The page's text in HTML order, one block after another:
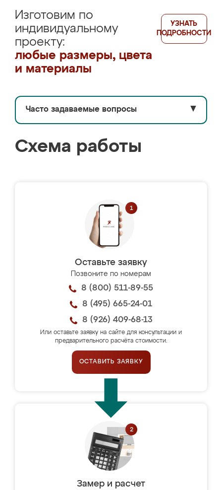
Изготовим по
индивидуальному
проекту:
любые размеры, цвета
и материалы
УЗНАТЬ
ПОДРОБНОСТИ
Часто задаваемые вопросы ▼
Схема работы
Оставьте заявку
Позвоните по номерам
8 (800) 511-89-55
8 (495) 665-24-01
8 (926) 409-68-13
Или оставьте заявку на сайте для консультации и
предварительного расчёта стоимости.
ОСТАВИТЬ ЗАЯВКУ
Замер и расчет